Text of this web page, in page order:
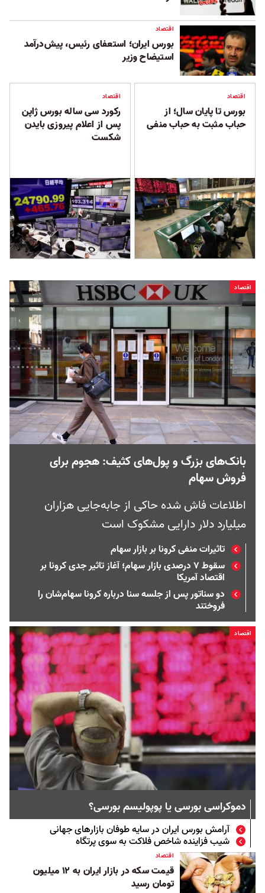
اقتصاد
بورس ایران؛ استعفای رئیس، پیش‌درآمد
استیضاح وزیر
اقتصاد
بورس تا پایان سال؛ از
حباب مثبت به حباب منفی
اقتصاد
رکورد سی ساله بورس ژاپن
پس از اعلام پیروزی بایدن
شکست
اقتصاد
بانک‌های بزرگ و پول‌های کثیف: هجوم برای
فروش سهام
اطلاعات فاش شده حاکی از جا‌به‌جایی هزاران
میلیارد دلار دارایی مشکوک است
تاثیرات منفی کرونا بر بازار سهام
سقوط ۷ درصدی بازار سهام؛ آغاز تاثیر جدی کرونا بر
اقتصاد آمریکا
دو سناتور پس از جلسه سنا درباره کرونا سهام‌شان را
فروختند
اقتصاد
دموکراسی بورسی یا پوپولیسم بورسی؟
آرامش بورس ایران در سایه طوفان بازارهای جهانی
شیب فزاینده شاخص فلاکت به سوی پرتگاه
اقتصاد
قیمت سکه در بازار ایران به ۱۲ میلیون
تومان رسید